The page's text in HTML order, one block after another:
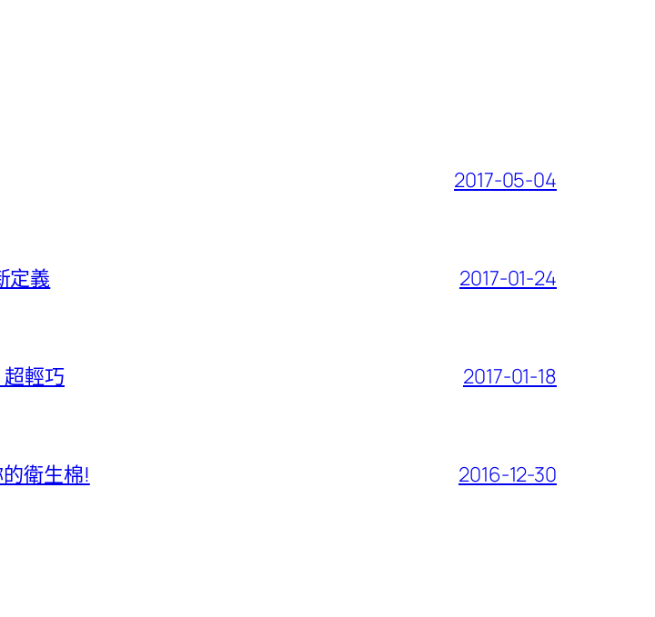
2017-05-04
定義 2017-01-24
輕巧 2017-01-18
衛生棉! 2016-12-30